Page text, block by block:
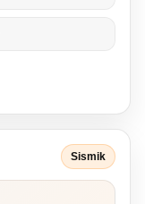
Sismik